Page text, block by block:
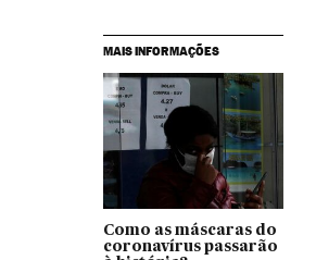
MAIS INFORMAÇÕES
Como as máscaras do
coronavírus passarão